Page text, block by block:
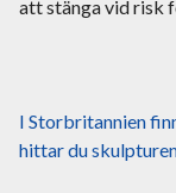
I Storbritannien
hittar du